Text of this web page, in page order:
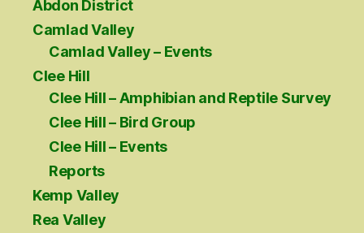
Abdon District
Camlad Valley
Camlad Valley – Events
Clee Hill
Clee Hill – Amphibian and Reptile Survey
Clee Hill – Bird Group
Clee Hill – Events
Reports
Kemp Valley
Rea Valley